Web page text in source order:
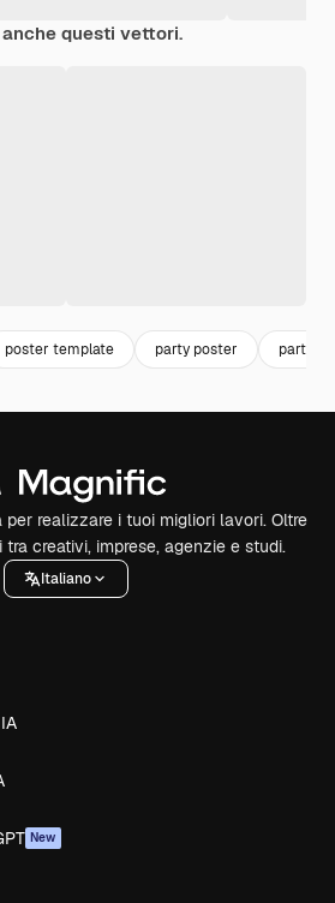
questi vettori.
poster template party poster party
realizzare i tuoi migliori lavori. Oltre
tra creativi, imprese, agenzie e studi.
Italiano
New